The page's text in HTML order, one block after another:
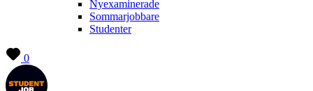
Nyexaminerade
Sommarjobbare
Studenter
0